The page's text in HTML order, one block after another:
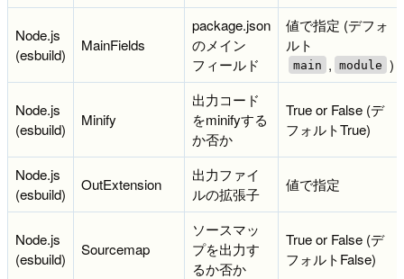
Node.js
(esbuild)
MainFields
package.json
のメイン
フィールド
値で指定 (デフォ
ルト
main , module )
Node.js
(esbuild)
Minify
出力コード
をminifyする
か否か
True or False (デ
フォルトTrue)
Node.js
(esbuild)
OutExtension
出力ファイ
ルの拡張子
値で指定
Node.js
(esbuild)
Sourcemap
ソースマッ
プを出力す
るか否か
True or False (デ
フォルトFalse)